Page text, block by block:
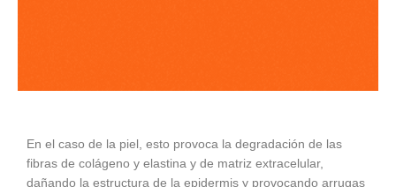
En el caso de la piel, esto provoca la degradación de las
fibras de colágeno y elastina y de matriz extracelular,
dañando la estructura de la epidermis y provocando arrugas